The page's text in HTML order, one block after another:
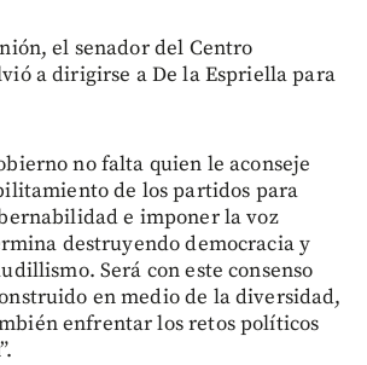
el senador del Centro
a dirigirse a De la Espriella para
no falta quien le aconseje
de los partidos para
e imponer la voz
destruyendo democracia y
Será con este consenso
en medio de la diversidad,
enfrentar los retos políticos